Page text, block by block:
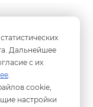
Дальнейшее
с их
.
cookie,
настройки